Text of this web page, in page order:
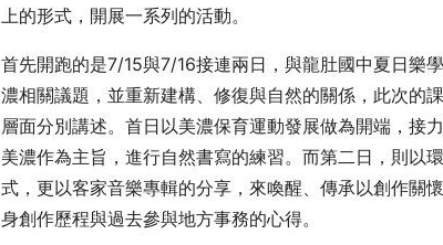
上的形式，開展一系列的活動。
首先開跑的是7/15與7/16接連兩日，與龍肚國中夏日樂
濃相關議題，並重新建構、修復與自然的關係，此次的
層面分別講述。首日以美濃保育運動發展做為開端，接
美濃作為主旨，進行自然書寫的練習。而第二日，則以
式，更以客家音樂專輯的分享，來喚醒、傳承以創作關
身創作歷程與過去參與地方事務的心得。